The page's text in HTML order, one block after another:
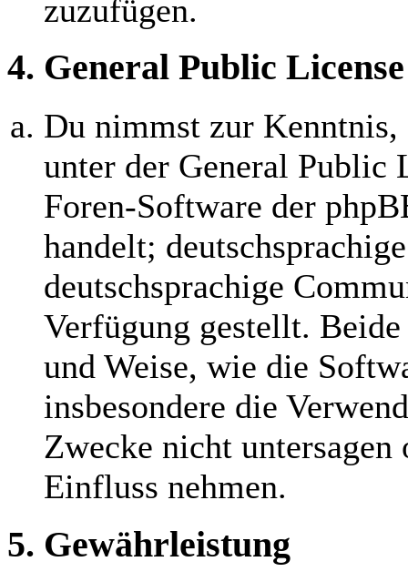
zuzufügen.
4. General Public License
Du nimmst zur Kenntnis,
unter der General Public
Foren-Software der
handelt;
deutschsprachige
Verfügung gestellt.
und Weise, wie die
insbesondere die
Zwecke nicht
Einfluss nehmen.
5. Gewährleistung